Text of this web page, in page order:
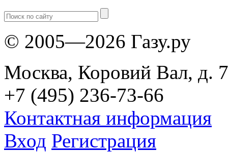
© 2005—2026 Газу.ру
Москва, Коровий Вал, д.
+7 (495) 236-73-66
Контактная информация
Вход Регистрация